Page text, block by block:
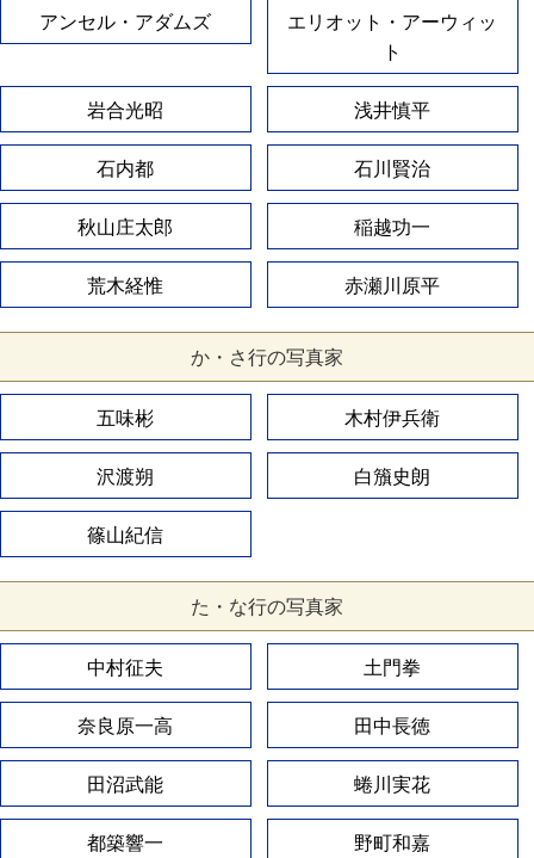
アンセル・アダムズ
エリオット・アーウィッ
ト
岩合光昭 浅井慎平
石内都 石川賢治
秋山庄太郎 稲越功一
荒木経惟 赤瀬川原平
か・さ行の写真家
五味彬 木村伊兵衛
沢渡朔 白籏史朗
篠山紀信
た・な行の写真家
中村征夫 土門拳
奈良原一高 田中長徳
田沼武能 蜷川実花
都築響一 野町和嘉